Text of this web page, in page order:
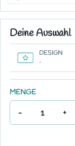
Deine Auswahl
DESIGN
-
MENGE
- +